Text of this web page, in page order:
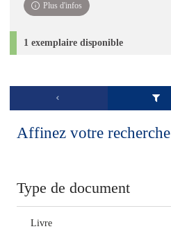
Plus d'infos
1 exemplaire disponible
Affinez votre recherche
Type de document
Livre